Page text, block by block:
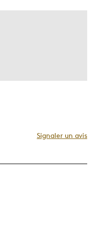
Signaler un avis